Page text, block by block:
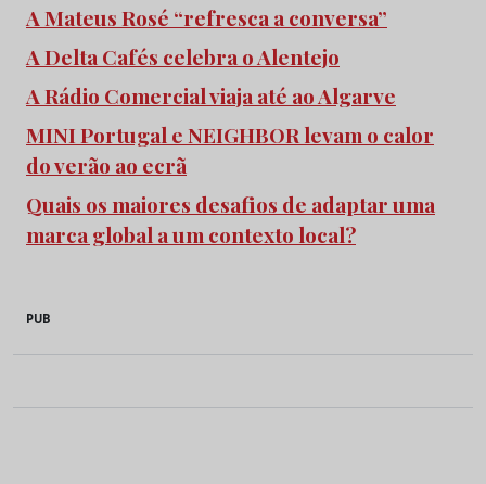
A Mateus Rosé “refresca a conversa”
A Delta Cafés celebra o Alentejo
A Rádio Comercial viaja até ao Algarve
MINI Portugal e NEIGHBOR levam o calor
do verão ao ecrã
Quais os maiores desafios de adaptar uma
marca global a um contexto local?
PUB